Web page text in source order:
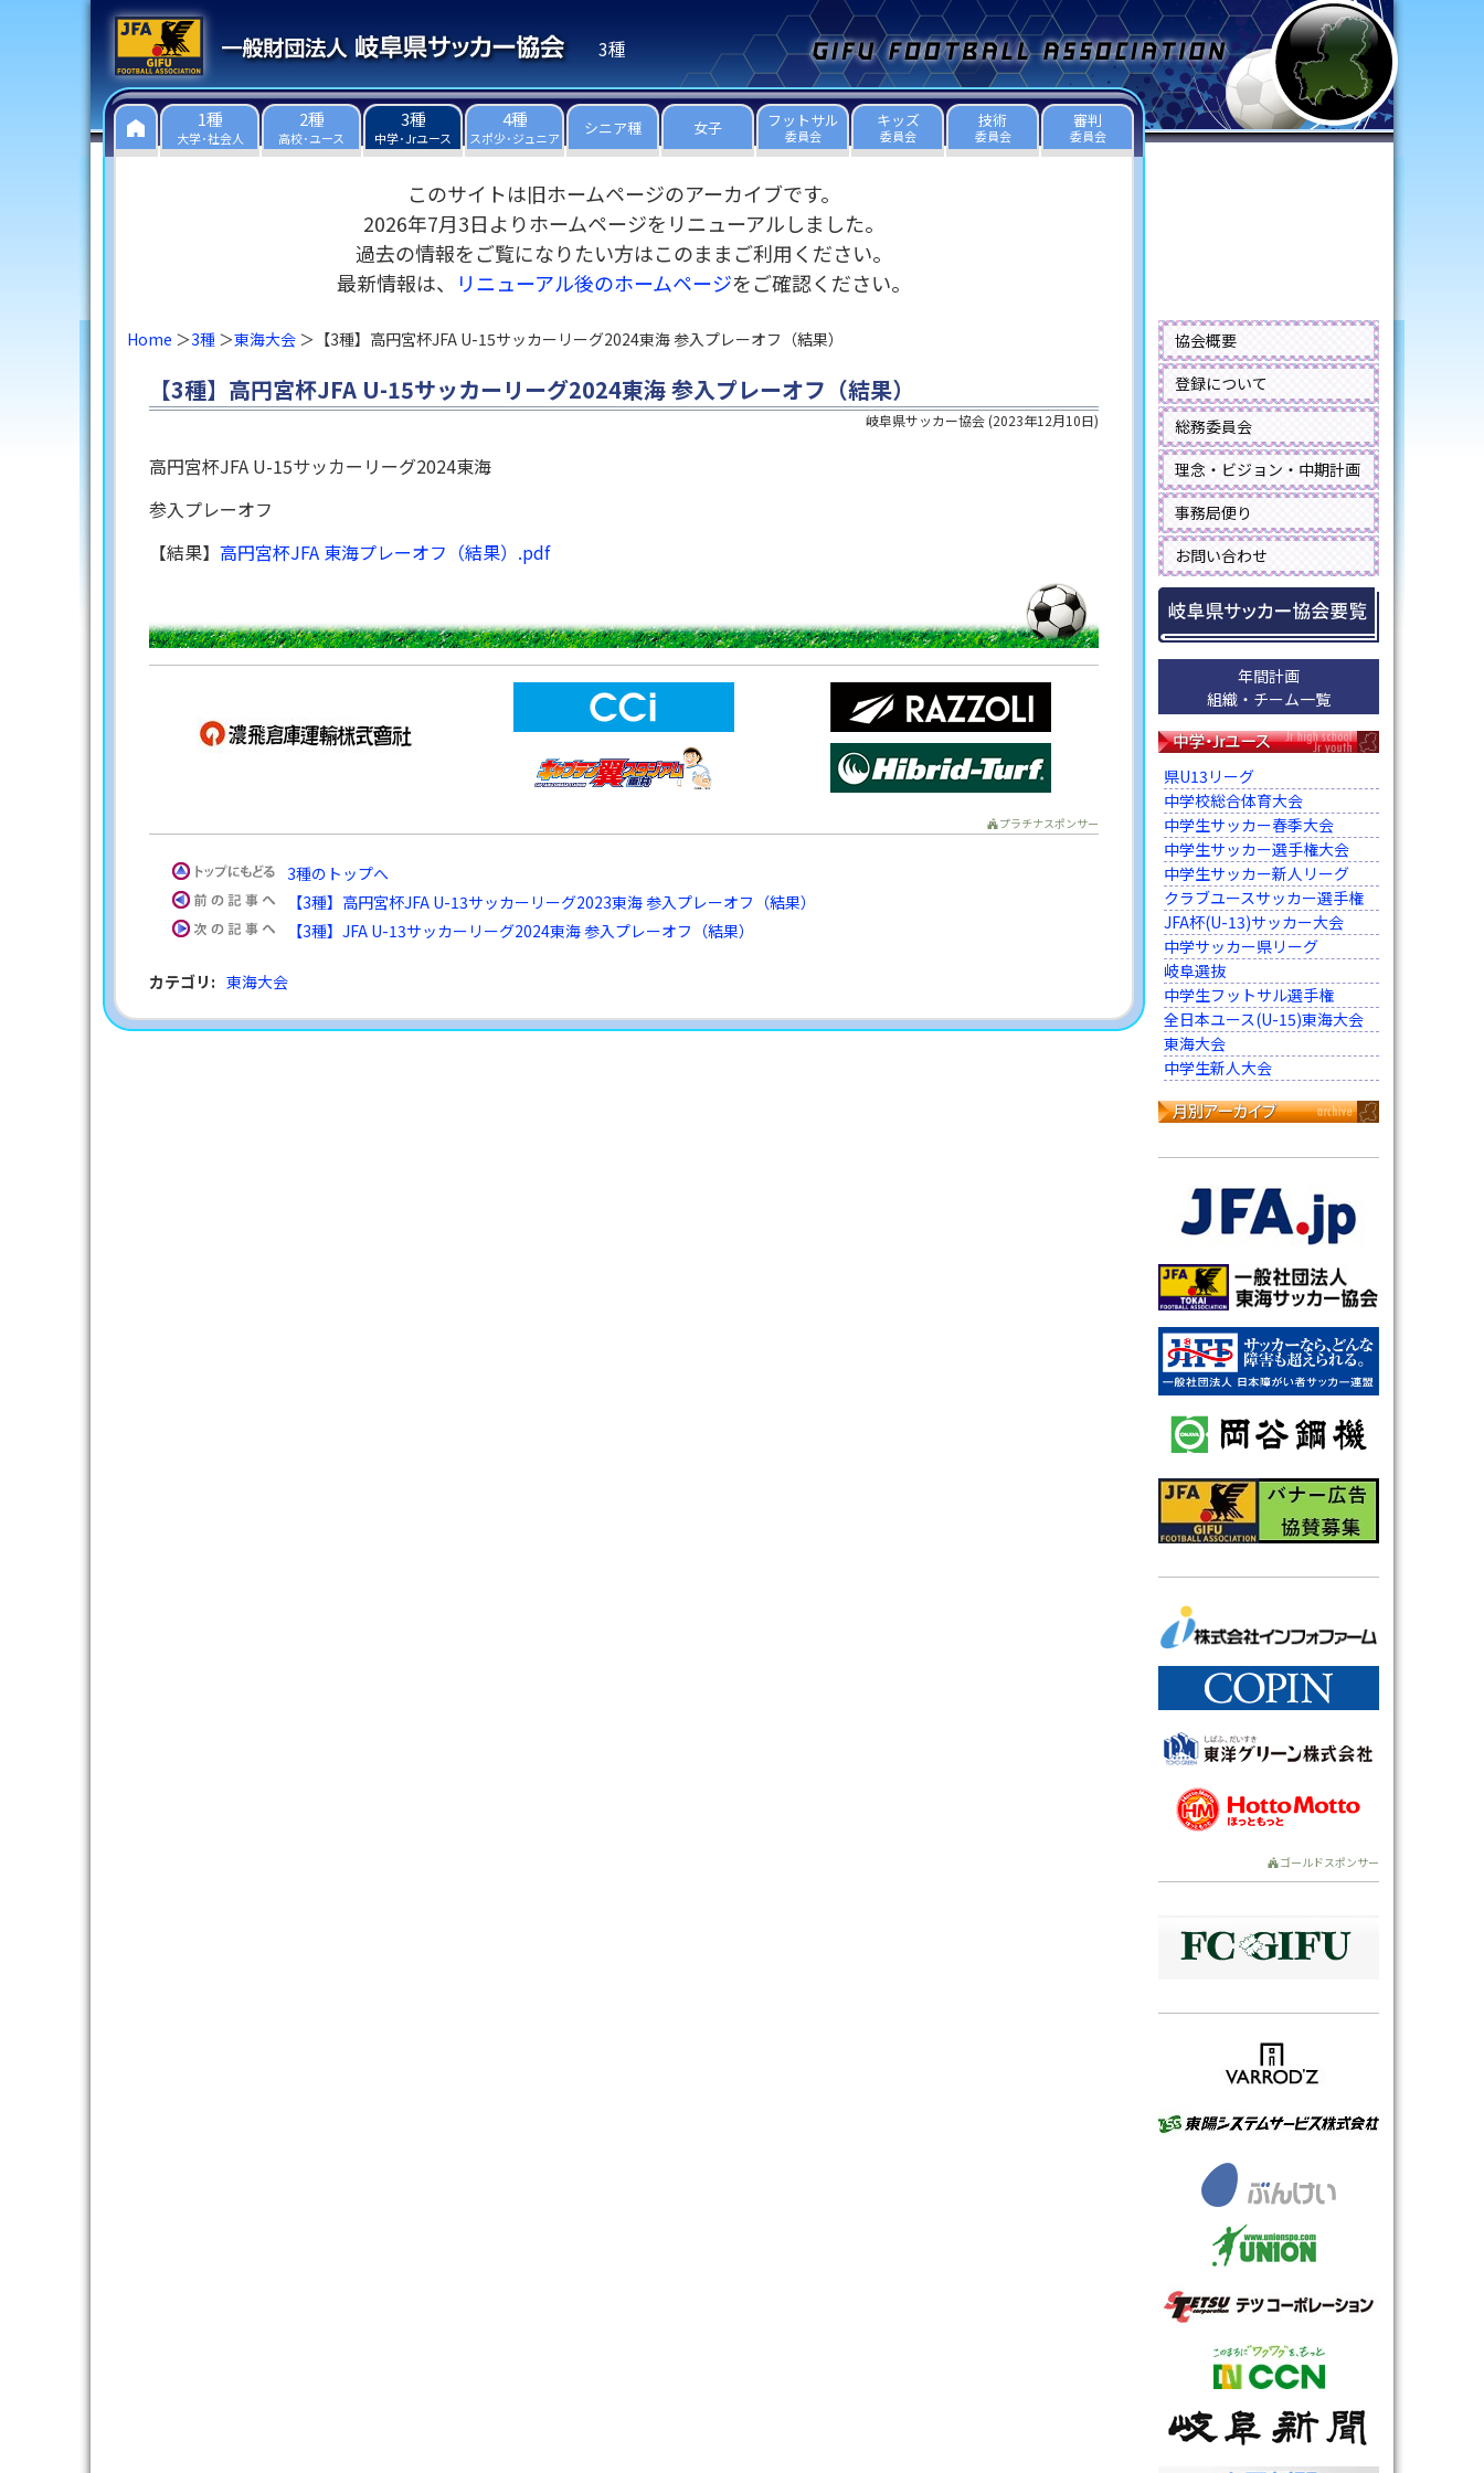
3種
1種
大学･社会人
2種
高校･ユース
3種
中学･Jrユース
4種
スポ少･ジュニア シニア種 女子 フットサル
委員会
キッズ
委員会
技術
委員会
審判
委員会
このサイトは旧ホームページのアーカイブです。
2026年7月3日よりホームページをリニューアルしました。
過去の情報をご覧になりたい方はこのままご利用ください。
最新情報は、
リニューアル後のホームページをご確認ください。
Home 3種 東海大会 【3種】高円宮杯JFA U-15サッカーリーグ2024東海 参入プレーオフ（結果）
【3種】高円宮杯JFA U-15サッカーリーグ2024東海 参入プレーオフ（結果）
岐阜県サッカー協会 (2023年12月10日)
高円宮杯JFA U-15サッカーリーグ2024東海
参入プレーオフ
【結果】 高円宮杯JFA 東海プレーオフ（結果）.pdf
プラチナスポンサー
3種のトップへ
【3種】高円宮杯JFA U-13サッカーリーグ2023東海 参入プレーオフ（結果）
【3種】JFA U-13サッカーリーグ2024東海 参入プレーオフ（結果）
カテゴリ : 東海大会
協会概要
登録について
総務委員会
理念・ビジョン・中期計画
事務局便り
お問い合わせ
年間計画
組織・チーム一覧
県U13リーグ
中学校総合体育大会
中学生サッカー春季大会
中学生サッカー選手権大会
中学生サッカー新人リーグ
クラブユースサッカー選手権
JFA杯(U-13)サッカー大会
中学サッカー県リーグ
岐阜選抜
中学生フットサル選手権
全日本ユース(U-15)東海大会
東海大会
中学生新人大会
ゴールドスポンサー